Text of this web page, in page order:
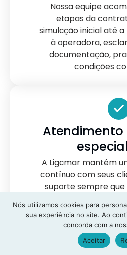
Nossa equipe
etapas da
simulação inicial até
à operadora,
documentação,
condições
A Ligamar mantém
contínuo com seus
suporte sempre que
documentação ou
relacionadas ao
Nós utilizamos cookies para
sua experiência no site. Ao
concorda com a
Aceitar